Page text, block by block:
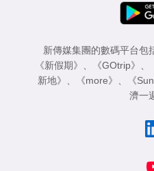
新傳媒集團的數碼平台包
《新假期》 、 《GOtrip》 、
新地》 、 《more》 、 《
濟一